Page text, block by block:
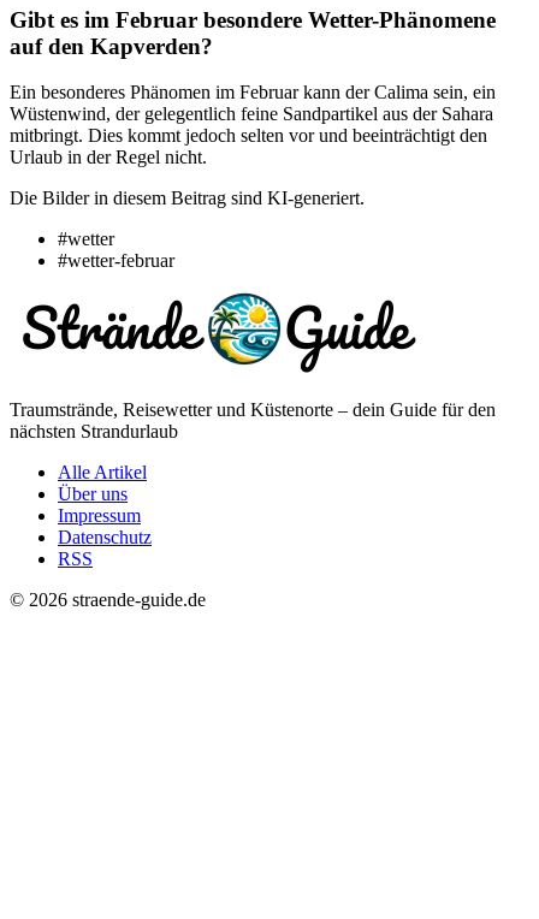
Gibt es im Februar besondere Wetter-Phänomene
auf den Kapverden?
Ein besonderes Phänomen im Februar kann der Calima sein, ein
Wüstenwind, der gelegentlich feine Sandpartikel aus der Sahara
mitbringt. Dies kommt jedoch selten vor und beeinträchtigt den
Urlaub in der Regel nicht.
Die Bilder in diesem Beitrag sind KI-generiert.
#wetter
#wetter-februar
Traumstrände, Reisewetter und Küstenorte – dein Guide für den
nächsten Strandurlaub
Alle Artikel
Über uns
Impressum
Datenschutz
RSS
© 2026 straende-guide.de